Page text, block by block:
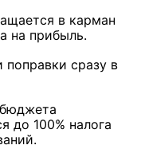
в карман
на прибыль.
поправки сразу в
до 100% налога